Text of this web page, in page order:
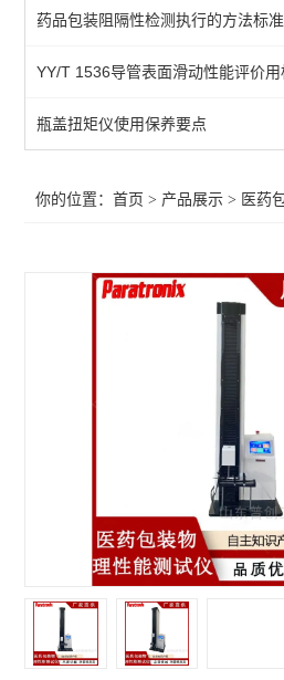
抗压性测试仪
鲁尔接头
注射器检测仪
拉伸强度测试仪
医药包装测试仪
铝塑组合盖开启力测试仪
药品包装阻隔性检测执行的方法标准
YY/T 1536导管表面滑动性能评价
瓶盖扭矩仪使用保养要点
你的位置：首页 > 产品展示 > 医药